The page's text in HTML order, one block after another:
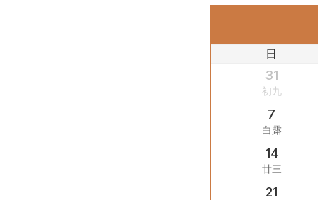
日
31
初九
7
白露
14
廿三
21